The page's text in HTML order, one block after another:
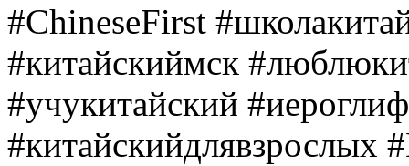
#ChineseFirst
#китайскиймск
#учукитайский #иероглиф
#китайскийдлявзрослых